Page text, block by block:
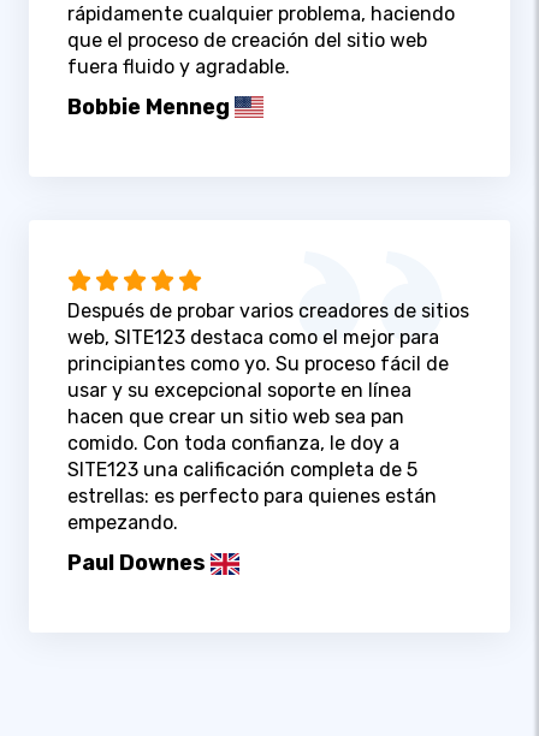
rápidamente cualquier problema, haciendo
que el proceso de creación del sitio web
fuera fluido y agradable.
Bobbie Menneg
Después de probar varios creadores de sitios
web, SITE123 destaca como el mejor para
principiantes como yo. Su proceso fácil de
usar y su excepcional soporte en línea
hacen que crear un sitio web sea pan
comido. Con toda confianza, le doy a
SITE123 una calificación completa de 5
estrellas: es perfecto para quienes están
empezando.
Paul Downes